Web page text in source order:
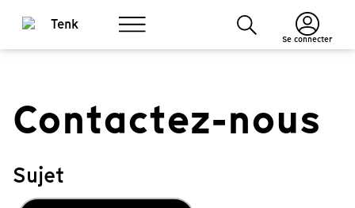
Se connecter
Contactez-nous
Sujet